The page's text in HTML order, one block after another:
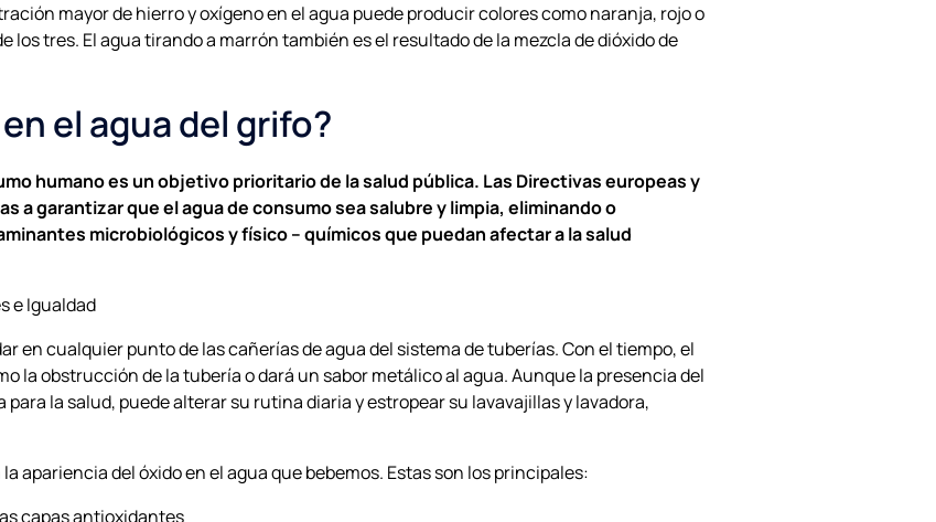
mayor de hierro y oxígeno en el agua puede producir colores como naranja, rojo o
los tres. El agua tirando a marrón también es el resultado de la mezcla de dióxido de
el agua del grifo?
humano es un objetivo prioritario de la salud pública. Las Directivas europeas y
a garantizar que el agua de consumo sea salubre y limpia, eliminando o
microbiológicos y físico – químicos que puedan afectar a la salud
e Igualdad
en cualquier punto de las cañerías de agua del sistema de tuberías. Con el tiempo, el
la obstrucción de la tubería o dará un sabor metálico al agua. Aunque la presencia del
la salud, puede alterar su rutina diaria y estropear su lavavajillas y lavadora,
apariencia del óxido en el agua que bebemos. Estas son los principales:
capas antioxidantes